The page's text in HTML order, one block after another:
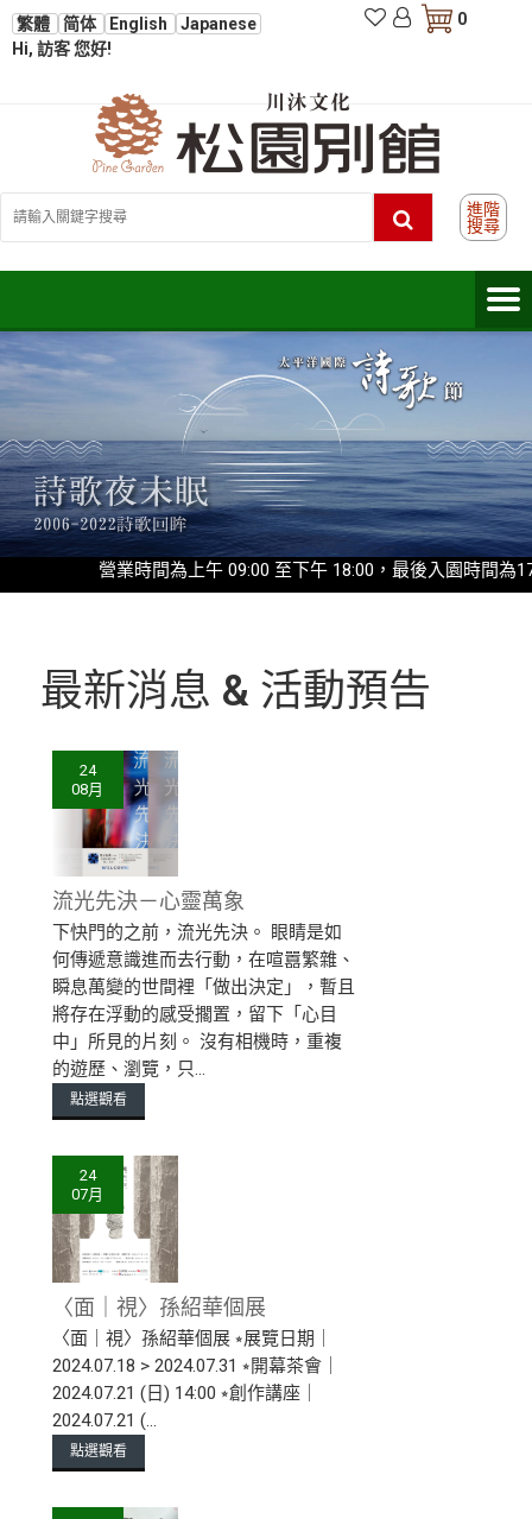
繁體 简体 English
Japanese
Hi, 訪客 您好!
0
進階
搜尋
營業時間為上午 09:00 至下午 18:00，最後入園時間為
最新消息 & 活動預告
24
08月
流光先決－心靈萬象
下快門的之前，流光先決。 眼睛是如
何傳遞意識進而去行動，在喧囂繁雜、
瞬息萬變的世間裡「做出決定」，暫且
將存在浮動的感受擱置，留下「心目
中」所見的片刻。 沒有相機時，重複
的遊歷、瀏覽，只...
點選觀看
24
07月
〈面｜視〉孫紹華個展
〈面｜視〉孫紹華個展 ⭒展覽日期｜
2024.07.18 > 2024.07.31 ⭒開幕茶會｜
2024.07.21 (日) 14:00 ⭒創作講座｜
2024.07.21 (...
點選觀看